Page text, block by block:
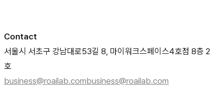
Contact
서울시 서초구 강남대로53길 8, 마이워크스페이스4호점 8층 2
호
business@roailab.combusiness@roailab.com